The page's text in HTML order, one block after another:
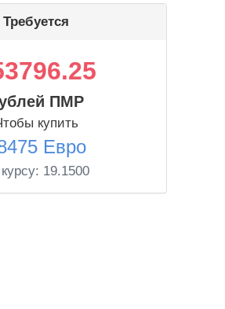
Требуется
ПМР
купить
Евро
19.1500